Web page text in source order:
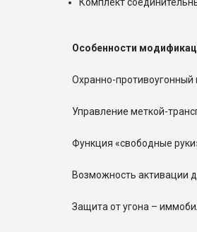
Особенности
Охранно-противоугонный
Управление меткой-
Функция «свободные
Возможность активации
Защита от угона –